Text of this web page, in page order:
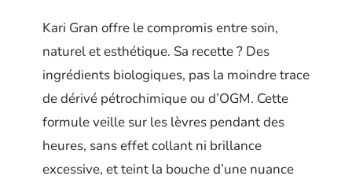
Kari Gran offre le compromis entre soin,
naturel et esthétique. Sa recette ? Des
ingrédients biologiques, pas la moindre trace
de dérivé pétrochimique ou d’OGM. Cette
formule veille sur les lèvres pendant des
heures, sans effet collant ni brillance
excessive, et teint la bouche d’une nuance